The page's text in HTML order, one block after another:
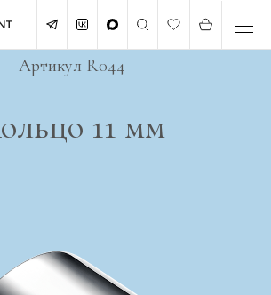
11 мм
Артикул R044